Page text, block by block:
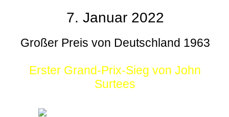
7. Januar 2022
Großer Preis von Deutschland 1963
Erster Grand-Prix-Sieg von John
Surtees